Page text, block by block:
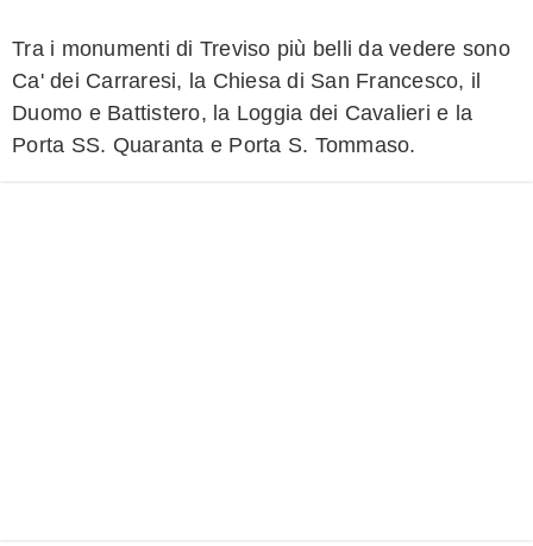
Tra i monumenti di Treviso più belli da vedere sono
Ca' dei Carraresi, la Chiesa di San Francesco, il
Duomo e Battistero, la Loggia dei Cavalieri e la
Porta SS. Quaranta e Porta S. Tommaso.